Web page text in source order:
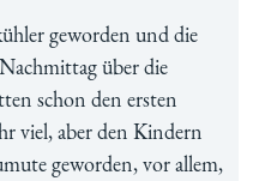
geworden und die
über die
schon den ersten
viel, aber den Kindern
geworden, vor allem,